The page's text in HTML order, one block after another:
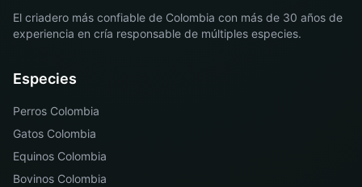
El criadero más confiable de Colombia con más de 30 años de
experiencia en cría responsable de múltiples especies.
Especies
Perros Colombia
Gatos Colombia
Equinos Colombia
Bovinos Colombia